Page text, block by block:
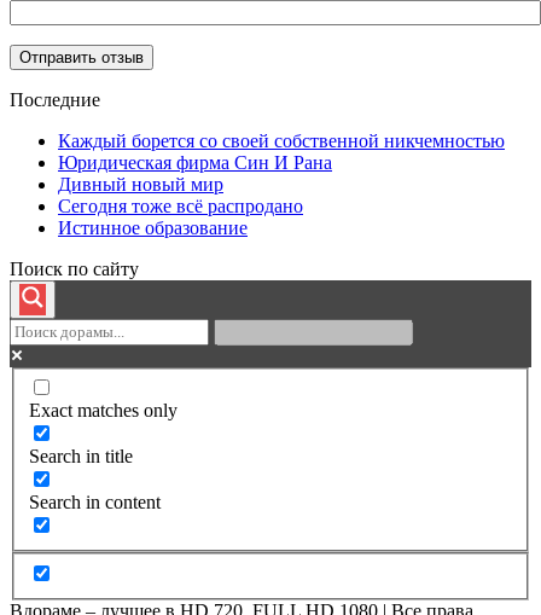
Последние
Каждый борется со своей собственной никчемностью
Юридическая фирма Син И Рана
Дивный новый мир
Сегодня тоже всё распродано
Истинное образование
Поиск по сайту
Exact matches only
Search in title
Search in content
Вдораме – лучшее в HD 720, FULL HD 1080 | Все права